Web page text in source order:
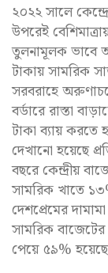
২০২২ সালে
উপরেই
তুলনামূলক ভাবে
টাকায় সামরিক
সরবরাহে
বর্ডারে রাস্তা
টাকা ব্যায় করতে
দেখানো হয়েছে
বছরে কেন্দ্রীয়
সামরিক খাতে
দেশপ্রেমের
সামরিক
পেয়ে ৫৯%